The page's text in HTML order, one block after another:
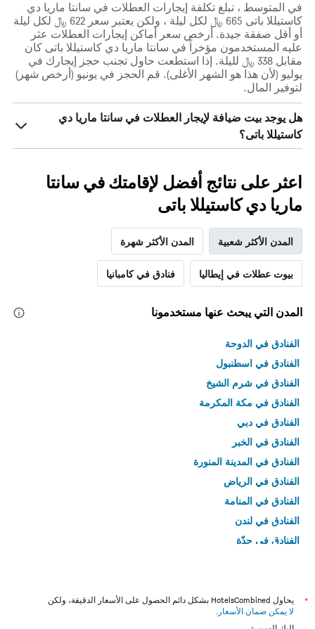
في المتوسط ، تبلغ تكلفة إيجارات العطلات في سانتا ماريا دي
كاستيللا باتى 665 ﷼ لكل ليلة ، ولكن يعتبر سعر 622 ﷼ لكل ليلة
أو أقل صفقة جيدة. أرخص سعر أماكن إيجارات العطلات عثر
عليه المستخدمون مؤخراً في سانتا ماريا دي كاستيللا باتى كان
مقابل 338 ﷼ لليلة. إذا استطعت حاول تجنب حجز إيجارك في
يوليو (لأن هذا هو الشهر الأغلى). قم الحجز في يونيو (أرخص شهر)
لتوفير المال.
هل يوجد بيت ضيافة لإيجار العطلات في سانتا ماريا دي
كاستيللا باتى؟
اعثر على نتائج أفضل لإقامتك في سانتا
ماريا دي كاستيللا باتى
المدن الأكثر شعبية المدن الأكثر شهرة
بيوت عطلات في إيطاليا فنادق في كامبانيا
المدن التي يبحث عنها مستخدمونا
الفنادق في الدوحة
الفنادق في اسطنبول
الفنادق في شرم الشيخ
الفنادق في مكة المكرمة
الفنادق في دبي
الفنادق في الخبر
الفنادق في المدينة المنورة
الفنادق في الرياض
الفنادق في المنامة
الفنادق في لندن
الفنادق في جدّة
*
يحاول HotelsCombined بشكل دائم الحصول على الأسعار الدقيقة، ولكن
لا يمكن ضمان الأسعار .